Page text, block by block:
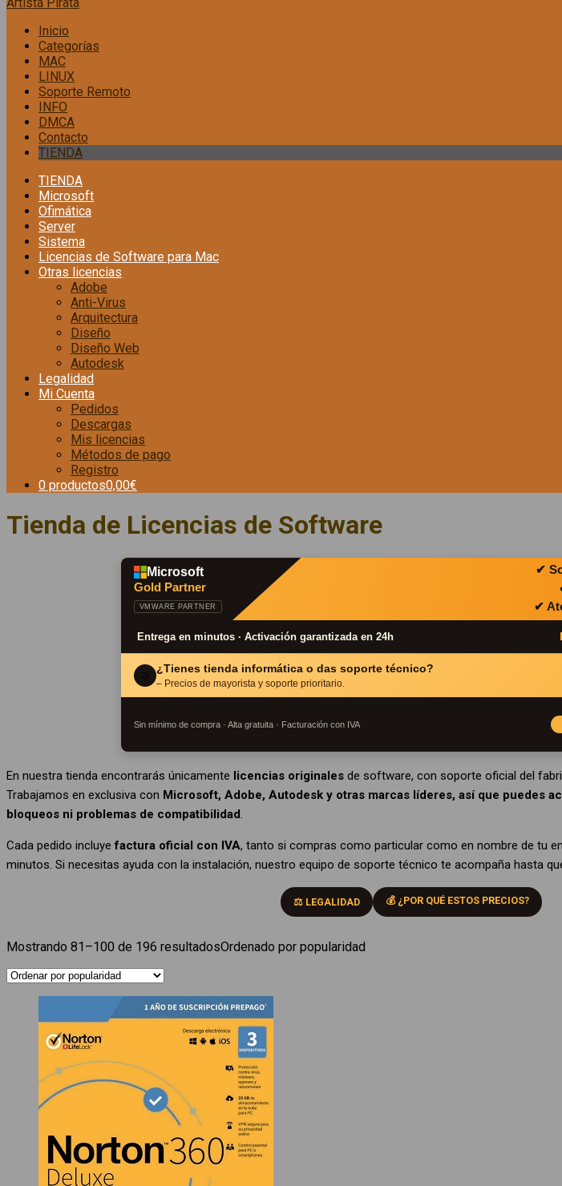
Inicio
Categorías
MAC
LINUX
Soporte Remoto
INFO
DMCA
Contacto
TIENDA
TIENDA
Microsoft
Ofimática
Server
Sistema
Licencias de Software para Mac
Otras licencias
Adobe
Anti-Virus
Arquitectura
Diseño
Diseño Web
Autodesk
Legalidad
Mi Cuenta
Pedidos
Descargas
Mis licencias
Métodos de pago
Registro
0 productos0,00€
Tienda de Licencias de Software
Microsoft
Gold Partner
VMWARE PARTNER
✔
✔
Entrega en minutos · Activación garantizada en 24h
¿Tienes tienda informática o das soporte técnico?
– Precios de mayorista y soporte prioritario.
Sin mínimo de compra · Alta gratuita · Facturación con IVA
En nuestra tienda encontrarás únicamente licencias originales de software, con soporte oficial del
Trabajamos en exclusiva con Microsoft, Adobe, Autodesk y otras marcas líderes, así que puedes
bloqueos ni problemas de compatibilidad.
Cada pedido incluyefactura oficial con IVA, tanto si compras como particular como en nombre de tu
minutos. Si necesitas ayuda con la instalación, nuestro equipo de soporte técnico te acompaña hasta
⚖️ LEGALIDAD 💰 ¿POR QUÉ ESTOS PRECIOS?
Mostrando 81–100 de 196 resultadosOrdenado por popularidad